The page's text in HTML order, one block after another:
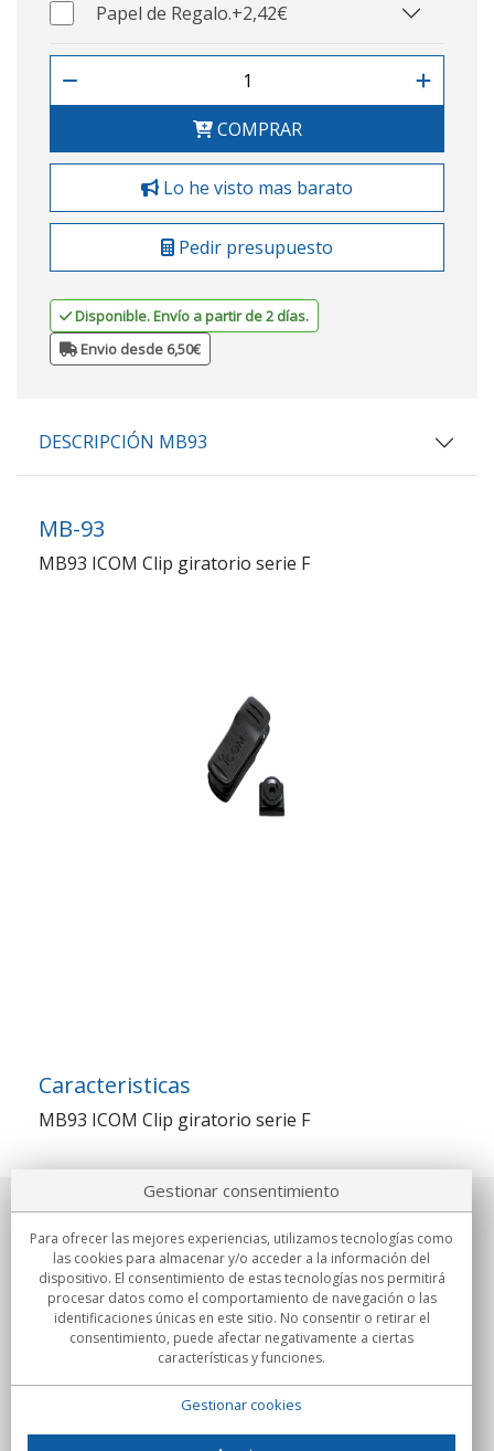
Papel de Regalo.+2,42€
COMPRAR
Lo he visto mas barato
Pedir presupuesto
Disponible. Envío a partir de 2 días.
Envio desde 6,50€
DESCRIPCIÓN MB93
MB-93
MB93 ICOM Clip giratorio serie F
Caracteristicas
MB93 ICOM Clip giratorio serie F
Sobre nosotros
Compromisos
Compras
Gestionar consentimiento
Para ofrecer las mejores experiencias, utilizamos tecnologías como
las cookies para almacenar y/o acceder a la información del
dispositivo. El consentimiento de estas tecnologías nos permitirá
procesar datos como el comportamiento de navegación o las
identificaciones únicas en este sitio. No consentir o retirar el
consentimiento, puede afectar negativamente a ciertas
características y funciones.
Gestionar cookies